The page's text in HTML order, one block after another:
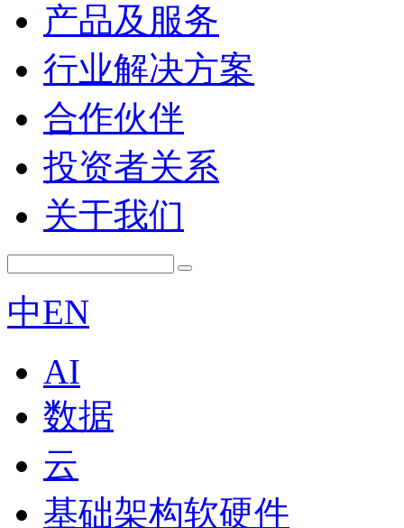
产品及服务
行业解决方案
合作伙伴
投资者关系
关于我们
中EN
AI
数据
云
基础架构软硬件